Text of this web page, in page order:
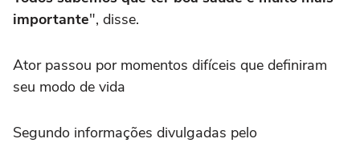
importante", disse.
Ator passou por momentos difíceis que definiram
seu modo de vida
Segundo informações divulgadas pelo